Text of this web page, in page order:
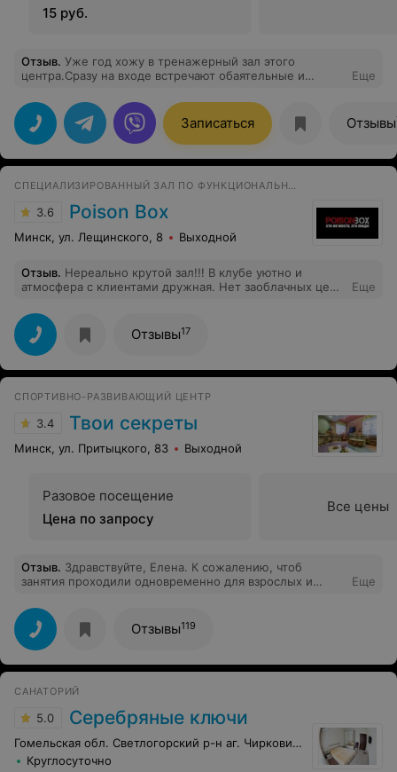
15 руб.
Отзыв. Уже год хожу в тренажерный зал этого
центра.Сразу на входе встречают обаятельные и
приветливую и улыбающуюся Ирину и милую и
знающую свою работу Полину.Особая благодарность
тренеру Максиму!За год тренировок убедилось в его
профессионализме и замечательных человеческих
качествах! Также очень хорошо продумано, что после
себя свежевыжетым соком или еще чем-нибудь
вкусненьким.За это особо благодарна Маринке.
Еще
Записаться Отзывы
СПЕЦИАЛИЗИРОВАННЫЙ ЗАЛ ПО ФУНКЦИОНАЛЬНОМУ МНОГОБОРЬЮ
3.6 Poison Box
Минск, ул. Лещинского, 8 Выходной
Отзыв. Нереально крутой зал!!! В клубе уютно и
атмосфера с клиентами дружная. Нет заоблачных цен,
безлимитный абонемент. Тренеры очень отзывчивые ,
доброжелательные и опытные. Расскажут как
правильно питаться и тренироваться, что бы выглядеть
так как вы того желаете, и не потерять при этом, а
улучшить своё здоровье!!! Занимаюсь больше чем
Денису-очень внимательный, профессиональный
тренер, прислушивающийся к пожеланиям и
самочувствию. Умеет поднять настроение!!!! Очень
приветливый персонал: ответят на все интересующие
вопросы и не откажут в помощи по мере своих
Еще
Отзывы17
СПОРТИВНО-РАЗВИВАЮЩИЙ ЦЕНТР
3.4 Твои секреты
Минск, ул. Притыцкого, 83 Выходной
Разовое посещение
Цена по запросу
Все цены
Отзыв. Здравствуйте, Елена. К сожалению, чтоб
занятия проходили одновременно для взрослых и
Еще
Отзывы119
САНАТОРИЙ
5.0 Серебряные ключи
Гомельская обл. Светлогорский р-н аг. Чирковичи
Круглосуточно